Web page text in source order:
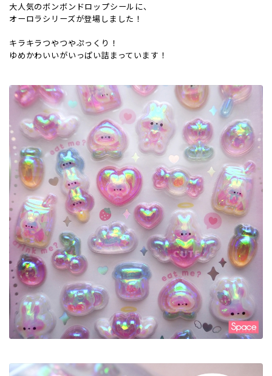
大人気のボンボンドロップシールに、
オーロラシリーズが登場しました！
キラキラつやつやぷっくり！
ゆめかわいいがいっぱい詰まっています！